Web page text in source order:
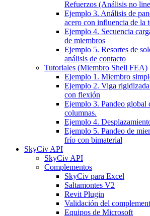
Refuerzos (Análisis no
Ejemplo 3. Análisis de
acero con influencia de la
Ejemplo 4. Secuencia
de miembros
Ejemplo 5. Resortes de
análisis de contacto
Tutoriales (Miembro Shell FEA)
Ejemplo 1. Miembro
Ejemplo 2. Viga
con flexión
Ejemplo 3. Pandeo global
columnas.
Ejemplo 4.
Ejemplo 5. Pandeo de
frío con bimaterial
SkyCiv API
SkyCiv API
Complementos
SkyCiv para Excel
Saltamontes V2
Revit Plugin
Validación del
Equipos de Microsoft